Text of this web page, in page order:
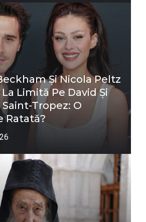
Și Nicola Peltz
Limită Pe David Și
Tropez: O
Ratată?